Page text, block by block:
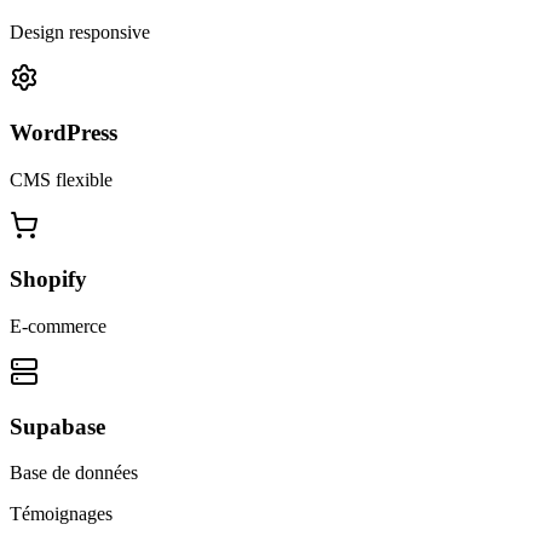
Design responsive
WordPress
CMS flexible
Shopify
E-commerce
Supabase
Base de données
Témoignages